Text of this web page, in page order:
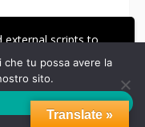
external scripts to
Translate »
che tu possa avere la
sito.